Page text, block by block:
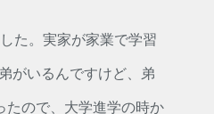
た。実家が家業で学習
がいるんですけど、弟
たので、大学進学の時か